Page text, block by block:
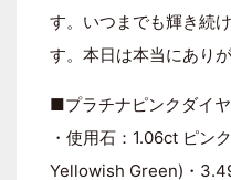
す。いつまでも輝き続
す。本日は本当にあり
■プラチナピンクダイ
・使用石：1.06ct ピン
Yellowish Green)・